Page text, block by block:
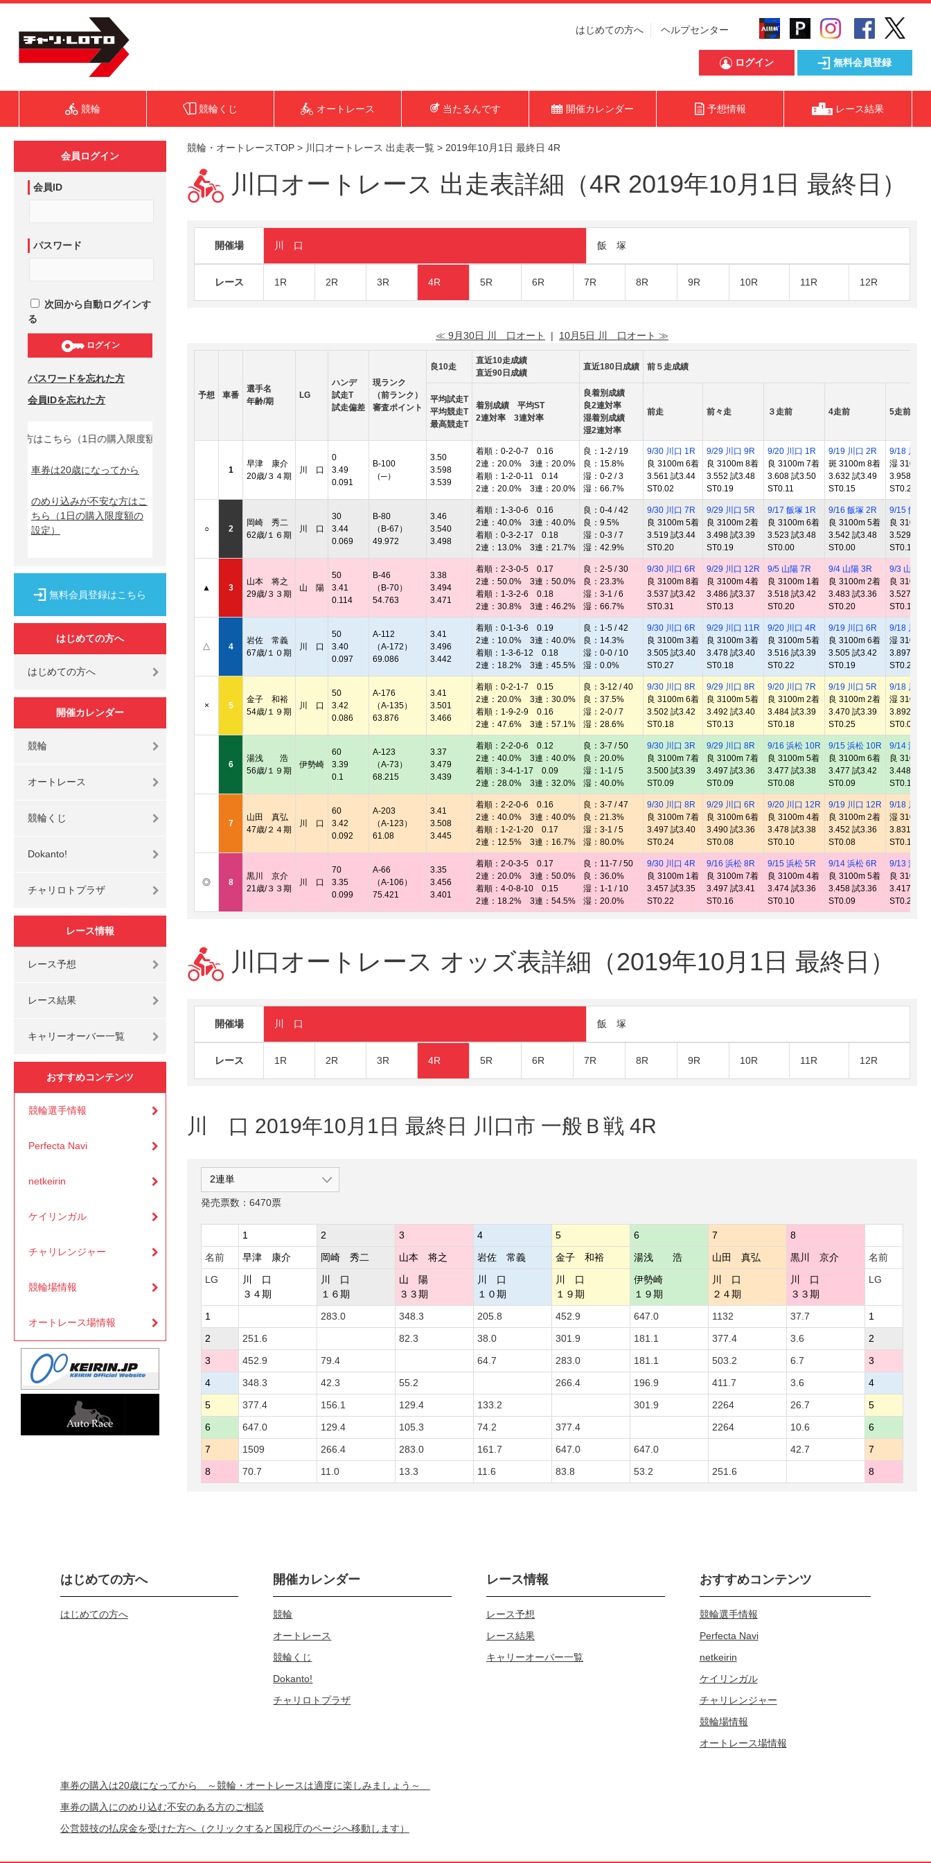
はじめての方へ ヘルプセンター
ログイン 無料会員登録
競輪 競輪くじ オートレース 当たるんです 開催カレンダー 予想情報 レース結果
会員ログイン
会員ID
パスワード
次回から自動ログインす
る
ログイン
パスワードを忘れた方
会員IDを忘れた方
はこちら（1日の購入限度額の設定）↓
車券は20歳になってから
のめり込みが不安な方はこ
ちら
（1日の購入限度額の
設定）
無料会員登録はこちら
はじめての方へ
はじめての方へ
開催カレンダー
競輪
オートレース
競輪くじ
Dokanto!
チャリロトプラザ
レース情報
レース予想
レース結果
キャリーオーバー一覧
おすすめコンテンツ
競輪選手情報
Perfecta Navi
netkeirin
ケイリンガル
チャリレンジャー
競輪場情報
オートレース場情報
競輪・オートレースTOP > 川口オートレース 出走表一覧 > 2019年10月1日 最終日 4R
川口オートレース 出走表詳細（4R 2019年10月1日 最終日）
開催場 川 口 飯 塚
レース 1R 2R 3R 4R 5R 6R 7R 8R 9R 10R 11R 12R
≪ 9月30日 川 口オート | 10月5日 川 口オート ≫
予想 車番
選手名
年齢/期
LG
ハンデ
試走T
試走偏差
現ランク
（前ランク）
審査ポイント
良10走
直近10走成績
直近90日成績
直近180日成績 前５走成績
平均試走T
平均競走T
最高競走T
着別成績 平均ST
2連対率 3連対率
良着別成績
良2連対率
湿着別成績
湿2連対率
前走 前々走 ３走前 4走前 5走前
1
早津 康介
20歳/３４期
川 口
0
3.49
0.091
B-100
（─）
3.50
3.598
3.539
着順：0-2-0-7 0.16
2連：20.0% 3連：20.0%
着順：1-2-0-11 0.14
2連：20.0% 3連：20.0%
良：1-2 / 19
良：15.8%
湿：0-2 / 3
湿：66.7%
9/30 川口 1R
良 3100m 6着
3.561 試3.44
ST0.02
9/29 川口 9R
良 3100m 8着
3.552 試3.48
ST0.19
9/20 川口 1R
良 3100m 7着
3.608 試3.50
ST0.11
9/19 川口 2R
斑 3100m 8着
3.632 試3.49
ST0.15
9/18 川口
湿 3100m
3.958 試
ST0.23
○ 2
岡崎 秀二
62歳/１６期
川 口
30
3.44
0.069
B-80
（B-67）
49.972
3.46
3.540
3.498
着順：1-3-0-6 0.16
2連：40.0% 3連：40.0%
着順：0-3-2-17 0.18
2連：13.0% 3連：21.7%
良：0-4 / 42
良：9.5%
湿：0-3 / 7
湿：42.9%
9/30 川口 7R
良 3100m 5着
3.519 試3.44
ST0.20
9/29 川口 5R
良 3100m 2着
3.498 試3.39
ST0.19
9/17 飯塚 1R
良 3100m 6着
3.523 試3.48
ST0.00
9/16 飯塚 2R
良 3100m 5着
3.542 試3.48
ST0.00
9/15 飯塚
良 3100m
3.529 試
ST0.13
▲ 3
山本 将之
29歳/３３期
山 陽
50
3.41
0.114
B-46
（B-70）
54.763
3.38
3.494
3.471
着順：2-3-0-5 0.17
2連：50.0% 3連：50.0%
着順：1-3-2-6 0.18
2連：30.8% 3連：46.2%
良：2-5 / 30
良：23.3%
湿：3-1 / 6
湿：66.7%
9/30 川口 6R
良 3100m 8着
3.537 試3.42
ST0.31
9/29 川口 12R
良 3100m 4着
3.486 試3.37
ST0.13
9/5 山陽 7R
良 3100m 1着
3.518 試3.42
ST0.20
9/4 山陽 3R
良 3100m 2着
3.483 試3.36
ST0.20
9/3 山陽
良 3100m
3.527 試
ST0.10
△ 4
岩佐 常義
67歳/１０期
川 口
50
3.40
0.097
A-112
（A-172）
69.086
3.41
3.496
3.442
着順：0-1-3-6 0.19
2連：10.0% 3連：40.0%
着順：1-3-6-12 0.18
2連：18.2% 3連：45.5%
良：1-5 / 42
良：14.3%
湿：0-0 / 10
湿：0.0%
9/30 川口 6R
良 3100m 3着
3.505 試3.40
ST0.27
9/29 川口 11R
良 3100m 3着
3.478 試3.40
ST0.18
9/20 川口 4R
良 3100m 5着
3.516 試3.39
ST0.22
9/19 川口 6R
良 3100m 6着
3.505 試3.42
ST0.19
9/18 川口
湿 3100m
3.897 試
ST0.25
× 5
金子 和裕
54歳/１９期
川 口
50
3.42
0.086
A-176
（A-135）
63.876
3.41
3.501
3.466
着順：0-2-1-7 0.15
2連：20.0% 3連：30.0%
着順：1-9-2-9 0.16
2連：47.6% 3連：57.1%
良：3-12 / 40
良：37.5%
湿：2-0 / 7
湿：28.6%
9/30 川口 8R
良 3100m 6着
3.502 試3.42
ST0.18
9/29 川口 8R
良 3100m 5着
3.492 試3.40
ST0.13
9/20 川口 7R
良 3100m 2着
3.484 試3.39
ST0.18
9/19 川口 5R
良 3100m 2着
3.470 試3.39
ST0.25
9/18 川口
湿 3100m
3.892 試
ST0.01
6
湯浅 浩
56歳/１９期
伊勢崎
60
3.39
0.1
A-123
（A-73）
68.215
3.37
3.479
3.439
着順：2-2-0-6 0.12
2連：40.0% 3連：40.0%
着順：3-4-1-17 0.09
2連：28.0% 3連：32.0%
良：3-7 / 50
良：20.0%
湿：1-1 / 5
湿：40.0%
9/30 川口 3R
良 3100m 7着
3.500 試3.39
ST0.09
9/29 川口 8R
良 3100m 7着
3.497 試3.36
ST0.09
9/16 浜松 10R
良 3100m 5着
3.477 試3.38
ST0.08
9/15 浜松 10R
良 3100m 6着
3.477 試3.42
ST0.09
9/14 浜松
良 3100m
3.448 試
ST0.14
7
山田 真弘
47歳/２４期
川 口
60
3.42
0.092
A-203
（A-123）
61.08
3.41
3.508
3.445
着順：2-2-0-6 0.16
2連：40.0% 3連：40.0%
着順：1-2-1-20 0.17
2連：12.5% 3連：16.7%
良：3-7 / 47
良：21.3%
湿：3-1 / 5
湿：80.0%
9/30 川口 8R
良 3100m 7着
3.497 試3.40
ST0.24
9/29 川口 6R
良 3100m 6着
3.490 試3.36
ST0.08
9/20 川口 12R
良 3100m 4着
3.478 試3.38
ST0.10
9/19 川口 12R
良 3100m 2着
3.452 試3.36
ST0.08
9/18 川口
湿 3100m
3.831 試
ST0.19
◎ 8
黒川 京介
21歳/３３期
川 口
70
3.35
0.099
A-66
（A-106）
75.421
3.35
3.456
3.401
着順：2-0-3-5 0.17
2連：20.0% 3連：50.0%
着順：4-0-8-10 0.15
2連：18.2% 3連：54.5%
良：11-7 / 50
良：36.0%
湿：1-1 / 10
湿：20.0%
9/30 川口 4R
良 3100m 1着
3.457 試3.35
ST0.22
9/16 浜松 8R
良 3100m 7着
3.497 試3.41
ST0.16
9/15 浜松 5R
良 3100m 4着
3.474 試3.36
ST0.10
9/14 浜松 6R
良 3100m 5着
3.458 試3.36
ST0.09
9/13 浜松
良 3100m
3.417 試
ST0.20
川口オートレース オッズ表詳細（2019年10月1日 最終日）
開催場 川 口 飯 塚
レース 1R 2R 3R 4R 5R 6R 7R 8R 9R 10R 11R 12R
川 口 2019年10月1日 最終日 川口市 一般Ｂ戦 4R
発売票数：6470票
1 2 3 4 5 6 7
8
名前
早津 康介 岡崎 秀二 山本 将之 岩佐 常義 金子 和裕 湯浅 浩 山田 真弘 黒川 京介
名前
LG
川 口
３４期
川 口
１６期
山 陽
３３期
川 口
１０期
川 口
１９期
伊勢崎
１９期
川 口
２４期
川 口
３３期
LG
1 283.0 348.3 205.8 452.9 647.0 1132 37.7
1
2
251.6 82.3 38.0 301.9 181.1 377.4 3.6
2
3
452.9 79.4 64.7 283.0 181.1 503.2 6.7
3
4
348.3 42.3 55.2 266.4 196.9 411.7 3.6
4
5
377.4 156.1 129.4 133.2 301.9 2264 26.7
5
6
647.0 129.4 105.3 74.2 377.4 2264 10.6
6
7
1509 266.4 283.0 161.7 647.0 647.0 42.7
7
8
70.7 11.0 13.3 11.6 83.8 53.2 251.6 8
はじめての方へ
はじめての方へ
開催カレンダー
競輪
オートレース
競輪くじ
Dokanto!
チャリロトプラザ
レース情報
レース予想
レース結果
キャリーオーバー一覧
おすすめコンテンツ
競輪選手情報
Perfecta Navi
netkeirin
ケイリンガル
チャリレンジャー
競輪場情報
オートレース場情報
車券の購入は20歳になってから ～競輪・オートレースは適度に楽しみましょう～
車券の購入にのめり込む不安のある方のご相談
公営競技の払戻金を受けた方へ（クリックすると国税庁のページへ移動します）